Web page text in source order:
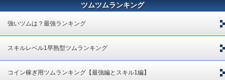
ツムツムランキング
強いツムは？最強ランキング
スキルレベル1早熟型ツムランキング
コイン稼ぎ用ツムランキング【最強編とスキル1編】